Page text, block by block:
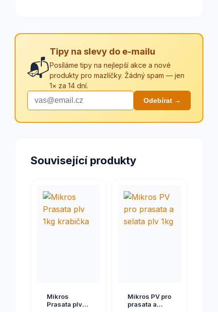
📬
Tipy na slevy do e-mailu
Posíláme tipy na nejlepší akce a nové
produkty pro mazlíčky. Žádný spam — jen
1× za 14 dní.
Odebírat →
Související produkty
Mikros
Prasata plv
Mikros PV pro
prasata a